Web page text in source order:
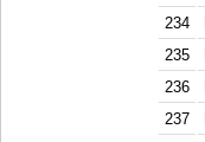
234
235
236
237